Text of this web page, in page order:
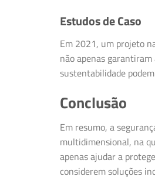
Estudos de Caso
Em 2021, um projeto
não apenas
sustentabilidade
Conclusão
Em resumo, a
multidimensional, na
apenas ajudar a
considerem soluções